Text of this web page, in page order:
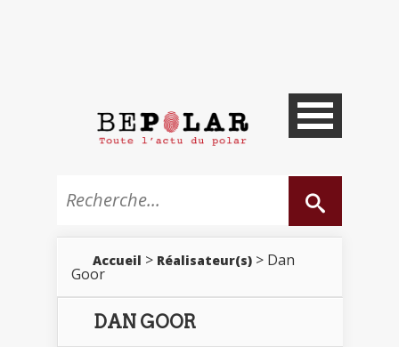
Accueil > Réalisateur(s) > Dan
Goor
DAN GOOR